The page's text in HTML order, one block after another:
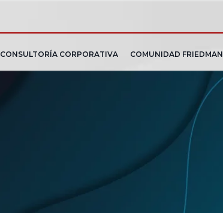
CONSULTORÍA CORPORATIVA COMUNIDAD FRIEDMAN